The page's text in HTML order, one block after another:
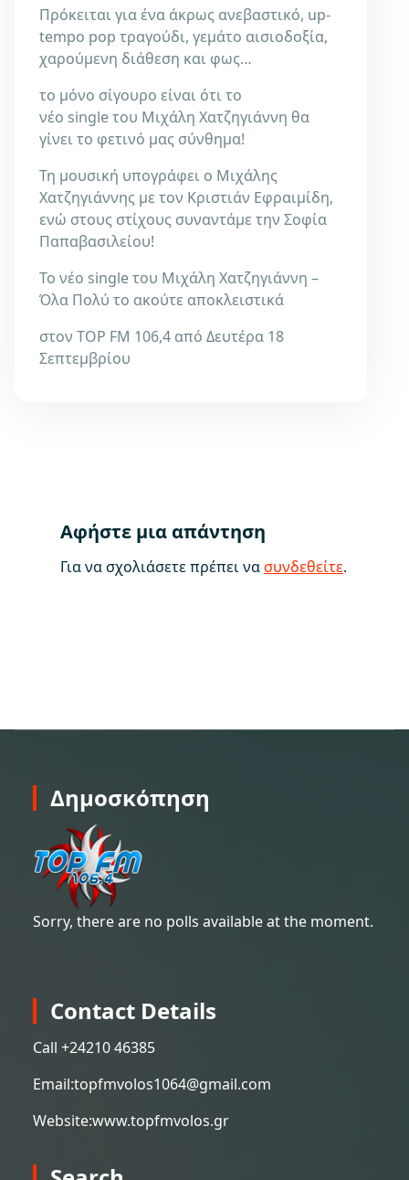
Πρόκειται για ένα άκρως ανεβαστικό, up-
tempo pop τραγούδι, γεμάτο αισιοδοξία,
χαρούμενη διάθεση και φως…
το μόνο σίγουρο είναι ότι το
νέο single του Μιχάλη Χατζηγιάννη θα
γίνει το φετινό μας σύνθημα!
Τη μουσική υπογράφει ο Μιχάλης
Χατζηγιάννης με τον Κριστιάν Εφραιμίδη,
ενώ στους στίχους συναντάμε την Σοφία
Παπαβασιλείου!
Το νέο single του Μιχάλη Χατζηγιάννη –
Όλα Πολύ το ακούτε αποκλειστικά
στον TOP FM 106,4 από Δευτέρα 18
Σεπτεμβρίου
Αφήστε μια απάντηση
Για να σχολιάσετε πρέπει νασυνδεθείτε.
Δημοσκόπηση
Sorry, there are no polls available at the moment.
Contact Details
Call +24210 46385
Email:topfmvolos1064@gmail.com
Website:www.topfmvolos.gr